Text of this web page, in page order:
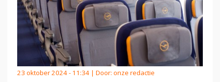
23 oktober 2024 - 11:34 | Door: onze redactie